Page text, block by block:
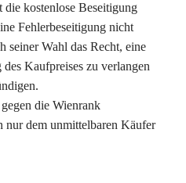
kostenlose Beseitigung
Fehlerbeseitigung nicht
seiner Wahl das Recht, eine
des Kaufpreises zu verlangen
die Wienrank
nur dem unmittelbaren Käufer